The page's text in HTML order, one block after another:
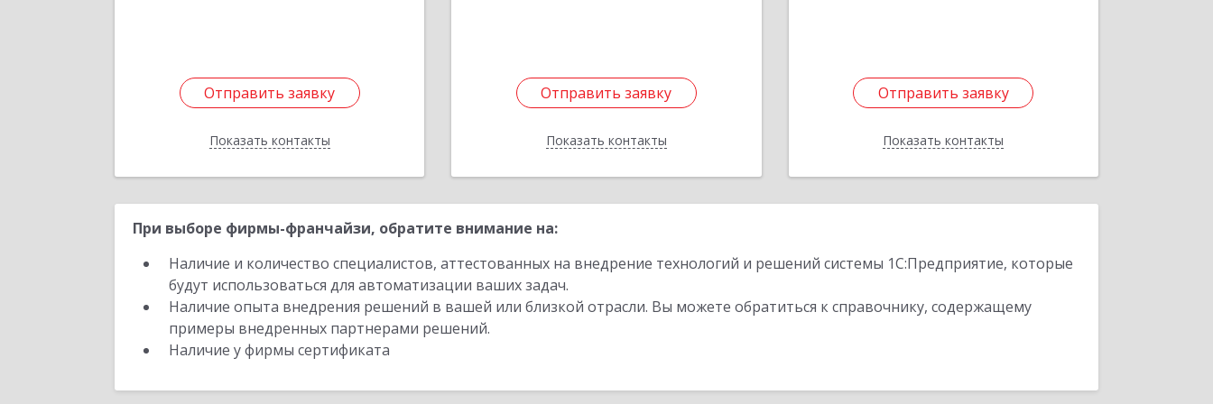
Отправить заявку
Показать контакты
Отправить заявку
Назад
Отправить заявку
Показать контакты
Отправить заявку
Назад
Отправить заявку
Показать контакты
Отправить заявку
Назад
При выборе фирмы-франчайзи, обратите внимание на:
Наличие и количество специалистов, аттестованных на внедрение технологий и решений системы 1С:Предприятие, которые
будут использоваться для автоматизации ваших задач.
Наличие опыта внедрения решений в вашей или близкой отрасли. Вы можете обратиться к справочнику, содержащему
примеры внедренных партнерами решений.
Наличие у фирмы сертификата